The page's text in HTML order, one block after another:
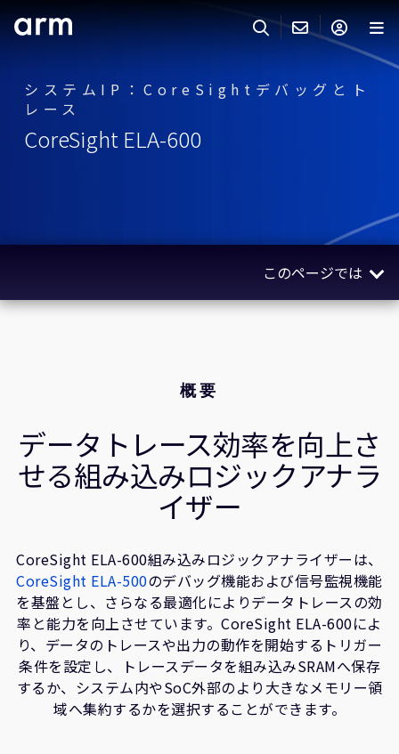
Skip to Main Content
Skip to Footer
サーチ
ARMのお問い合わせ
サポート
IP サポート
企業様向けFlexible Access
その他のお問い合わせ
研究連携
ウェブサイト
グローバル本社
110 Fulbourn Road
Cambridge, UK
CB1 9NJ
Tel: + 44(1223) 400 400 [main reception]
Fax: + 44(1223) 400 410
全てのオフィスを見る
ARMアカウント
Armアカウント
製品
システムIP：CoreSightデバッグとト
レース
CoreSight ELA-600
このページでは
概要
概要
データトレース効率を向上さ
せる組み込みロジックアナラ
イザー
CoreSight ELA-600組み込みロジックアナライザーは、
CoreSight ELA-500のデバッグ機能および信号監視機能
を基盤とし、さらなる最適化によりデータトレースの効
率と能力を向上させています。CoreSight ELA-600によ
り、データのトレースや出力の動作を開始するトリガー
条件を設定し、トレースデータを組み込みSRAMへ保存
するか、システム内やSoC外部のより大きなメモリー領
域へ集約するかを選択することができます。